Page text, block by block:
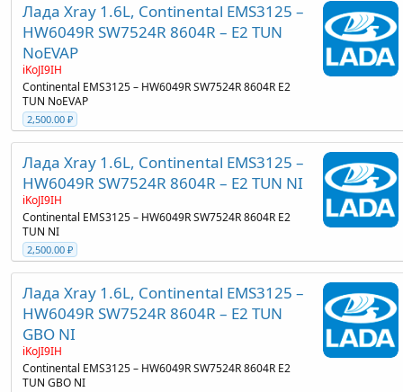
Лада Xray 1.6L, Continental EMS3125 –
HW6049R SW7524R 8604R – E2 TUN
NoEVAP
iKoJI9IH
Continental EMS3125 – HW6049R SW7524R 8604R E2
TUN NoEVAP
2,500.00 ₽
Лада Xray 1.6L, Continental EMS3125 –
HW6049R SW7524R 8604R – E2 TUN NI
iKoJI9IH
Continental EMS3125 – HW6049R SW7524R 8604R E2
TUN NI
2,500.00 ₽
Лада Xray 1.6L, Continental EMS3125 –
HW6049R SW7524R 8604R – E2 TUN
GBO NI
iKoJI9IH
Continental EMS3125 – HW6049R SW7524R 8604R E2
TUN GBO NI